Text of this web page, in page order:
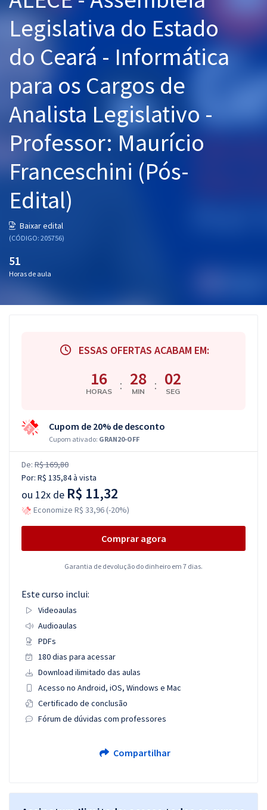
Graduação
OAB
Mentorias
Questões grátis
Conteúdo gratuito
Blog
Aprovados
Atendimento
Legislativa do Estado
do Ceará - Informática
para os Cargos de
Analista Legislativo -
Professor: Maurício
Franceschini (Pós-
Edital)
Baixar edital
(CÓDIGO: 205756)
51
Horas de aula
ESSAS OFERTAS ACABAM EM:
16
HORAS : 28
MIN : 01
SEG
Cupom de 20% de desconto
Cupom ativado: GRAN20-OFF
De: R$ 169,80
Por: R$ 135,84à vista
ou 12x de R$ 11,32
Economize R$ 33,96 (-20%)
Comprar agora
Garantia de devolução do dinheiro em 7 dias.
Este curso inclui:
Videoaulas
Audioaulas
PDFs
180 dias para acessar
Download ilimitado das aulas
Acesso no Android, iOS, Windows e Mac
Certificado de conclusão
Fórum de dúvidas com professores
Compartilhar